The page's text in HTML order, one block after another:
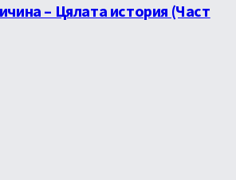
– Цялата история (Част